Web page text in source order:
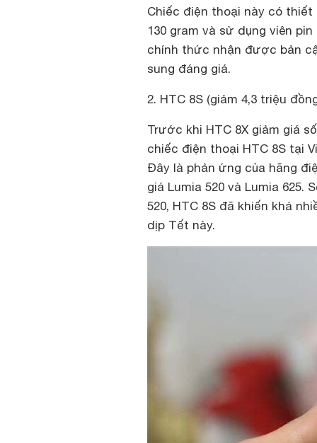
Chiếc điện thoại này có thiết
130 gram và sử dụng viên
chính thức nhận được bản
sung đáng giá.
2. HTC 8S (giảm 4,3 triệu
Trước khi HTC 8X giảm giá
chiếc điện thoại HTC 8S tại
Đây là phản ứng của hãng
giá Lumia 520 và Lumia
520, HTC 8S đã khiến khá
dịp Tết này.